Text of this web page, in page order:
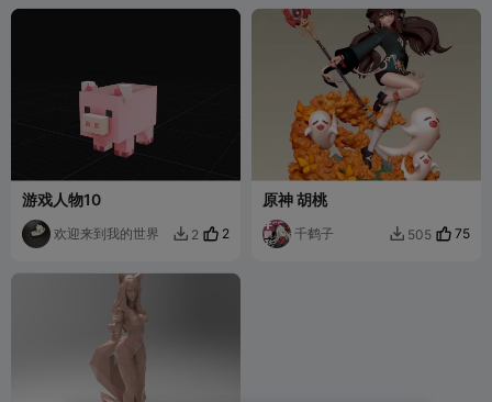
游戏人物10
欢迎来到我的世界  2 2
原神 胡桃
千鹤子  505 75